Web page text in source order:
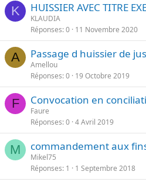
K HUISSIER AVEC TITRE
KLAUDIA
Réponses 0 11 Novembre 2020
A Passage d huissier de
Amellou
Réponses 0 19 Octobre 2019
F Convocation en
Faure
Réponses 0 4 Avril 2019
M commandement aux
Mikel75
Réponses 1 1 Septembre 2018